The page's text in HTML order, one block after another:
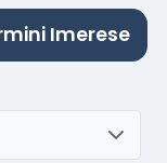
Imerese